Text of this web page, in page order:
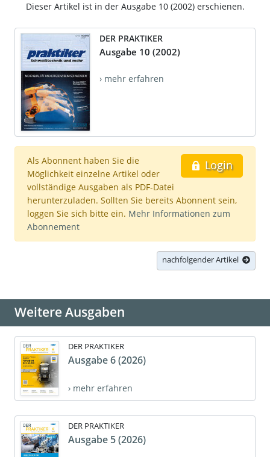
Dieser Artikel ist in der Ausgabe 10 (2002) erschienen.
DER PRAKTIKER
Ausgabe 10 (2002)
› mehr erfahren
Login
Als Abonnent haben Sie die
Möglichkeit einzelne Artikel oder
vollständige Ausgaben als PDF-Datei
herunterzuladen. Sollten Sie bereits Abonnent sein,
loggen Sie sich bitte ein. Mehr Informationen zum
Abonnement
nachfolgender Artikel
Weitere Ausgaben
DER PRAKTIKER
Ausgabe 6 (2026)
› mehr erfahren
DER PRAKTIKER
Ausgabe 5 (2026)